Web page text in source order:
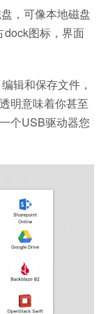
，可像本地磁盘
dock图标，界面
辑和保存文件，
明意味着你甚至
个USB驱动器您